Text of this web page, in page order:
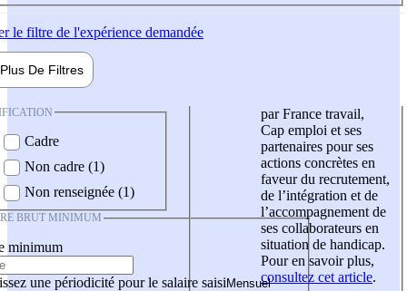
le filtre de l'expérience demandée
Plus De Filtres
Cadre
Non cadre (1)
Non renseignée (1)
BRUT MINIMUM
minimum
une périodicité pour le salaire saisi
par France travail,
Cap emploi et ses
partenaires pour ses
actions concrètes en
faveur du recrutement,
de l’intégration et de
l’accompagnement de
ses collaborateurs en
situation de handicap.
Pour en savoir plus,
consultez cet article.